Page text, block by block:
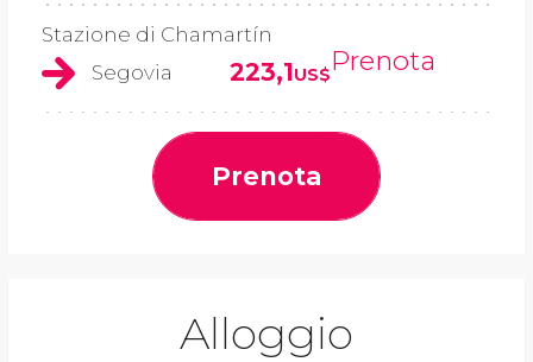
Stazione di Chamartín
Segovia
223,1US$Prenota
Prenota
Alloggio